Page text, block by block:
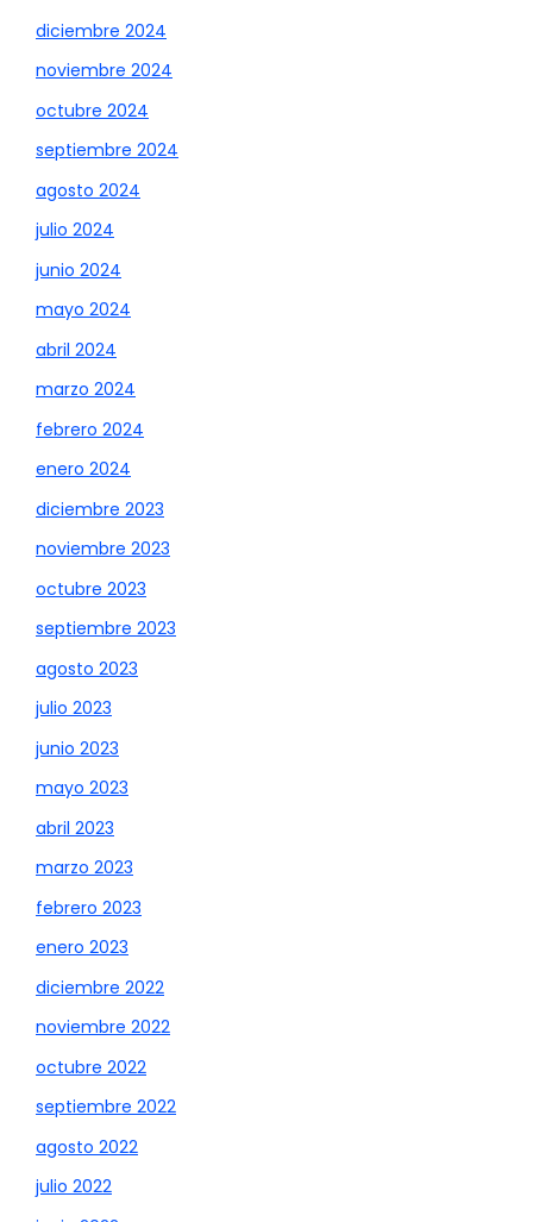
diciembre 2024
noviembre 2024
octubre 2024
septiembre 2024
agosto 2024
julio 2024
junio 2024
mayo 2024
abril 2024
marzo 2024
febrero 2024
enero 2024
diciembre 2023
noviembre 2023
octubre 2023
septiembre 2023
agosto 2023
julio 2023
junio 2023
mayo 2023
abril 2023
marzo 2023
febrero 2023
enero 2023
diciembre 2022
noviembre 2022
octubre 2022
septiembre 2022
agosto 2022
julio 2022